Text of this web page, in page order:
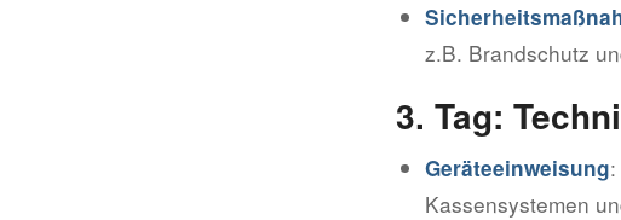
z.B. Brandschutz
3. Tag:
Geräteeinweisung
Kassensystemen